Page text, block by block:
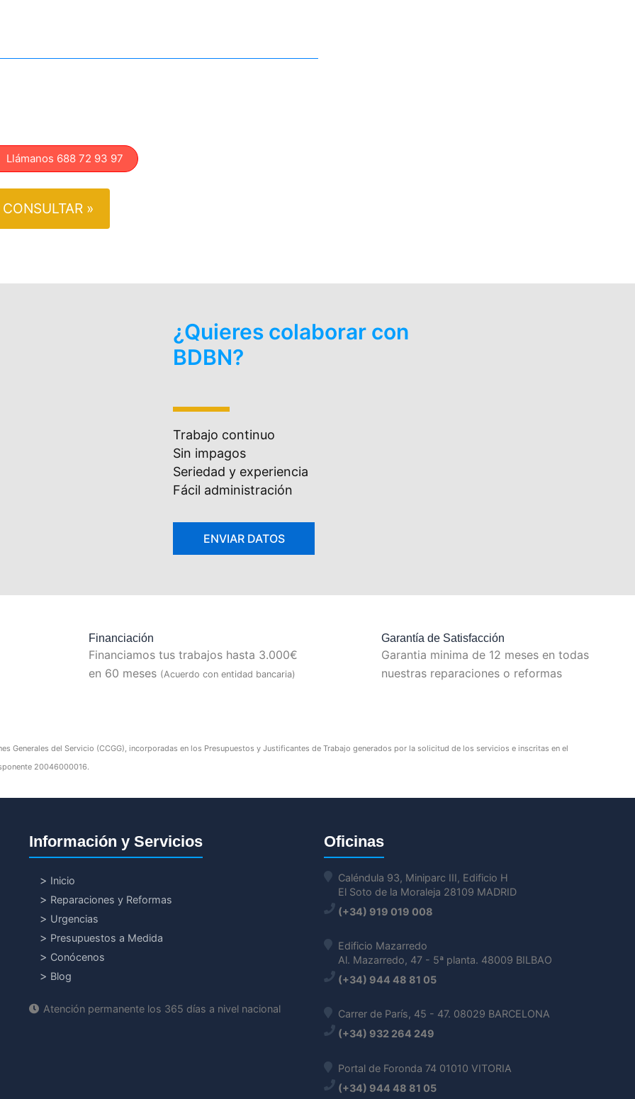
688 72 93 97
CONSULTAR »
¿Quieres colaborar con
BDBN?
Trabajo continuo
Sin impagos
Seriedad y experiencia
Fácil administración
Financiación
Financiamos tus trabajos hasta 3.000€
en 60 meses (Acuerdo con entidad bancaria)
Garantía de Satisfacción
Garantia minima de 12 meses en todas
nuestras reparaciones o reformas
Generales del Servicio (CCGG), incorporadas en los Presupuestos y Justificantes de Trabajo generados por la solicitud de los servicios e inscritas en el
20046000016.
Información y Servicios
Inicio
Reparaciones y Reformas
Urgencias
Presupuestos a Medida
Conócenos
Blog
Atención permanente los 365 días a nivel nacional
Oficinas
Caléndula 93, Miniparc III, Edificio H
El Soto de la Moraleja 28109 MADRID
(+34) 919 019 008
Edificio Mazarredo
Al. Mazarredo, 47 - 5ª planta. 48009 BILBAO
(+34) 944 48 81 05
Carrer de París, 45 - 47. 08029 BARCELONA
(+34) 932 264 249
Portal de Foronda 74 01010 VITORIA
(+34) 944 48 81 05